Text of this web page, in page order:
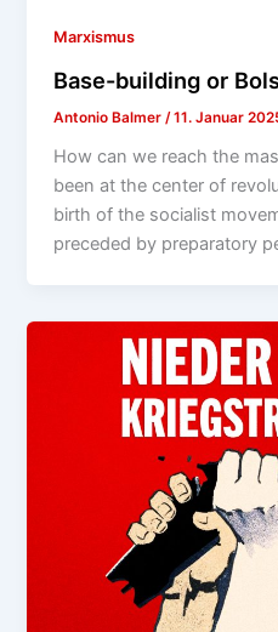
Marxismus
Base-building or
Antonio Balmer /11. Januar
How can we reach the
been at the center of
birth of the socialist
preceded by preparatory